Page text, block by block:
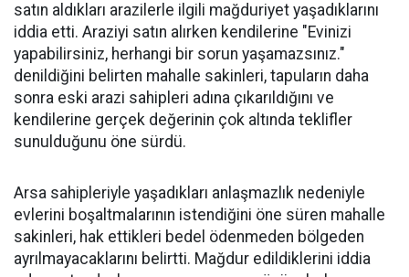
satın aldıkları arazilerle ilgili mağduriyet yaşadıklarını
iddia etti. Araziyi satın alırken kendilerine "Evinizi
yapabilirsiniz, herhangi bir sorun yaşamazsınız."
denildiğini belirten mahalle sakinleri, tapuların daha
sonra eski arazi sahipleri adına çıkarıldığını ve
kendilerine gerçek değerinin çok altında teklifler
sunulduğunu öne sürdü.
Arsa sahipleriyle yaşadıkları anlaşmazlık nedeniyle
evlerini boşaltmalarının istendiğini öne süren mahalle
sakinleri, hak ettikleri bedel ödenmeden bölgeden
ayrılmayacaklarını belirtti. Mağdur edildiklerini iddia